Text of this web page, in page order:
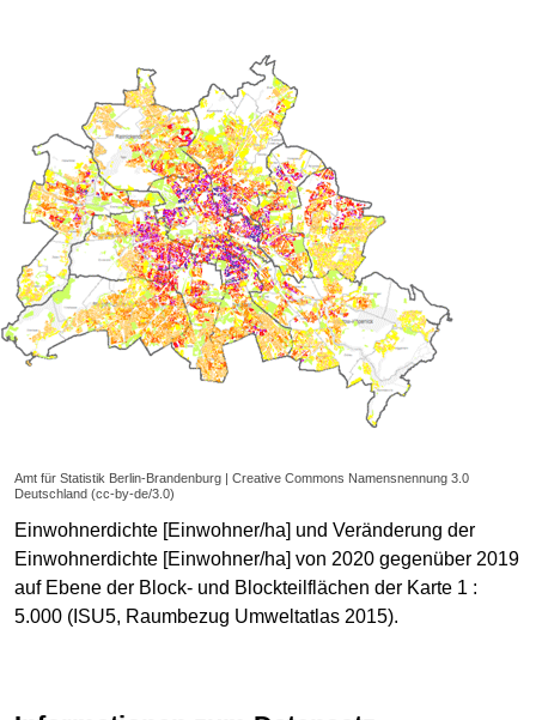
Amt für Statistik Berlin-Brandenburg | Creative Commons Namensnennung 3.0
Deutschland (cc-by-de/3.0)
Einwohnerdichte [Einwohner/ha] und Veränderung der
Einwohnerdichte [Einwohner/ha] von 2020 gegenüber 2019
auf Ebene der Block- und Blockteilflächen der Karte 1 :
5.000 (ISU5, Raumbezug Umweltatlas 2015).